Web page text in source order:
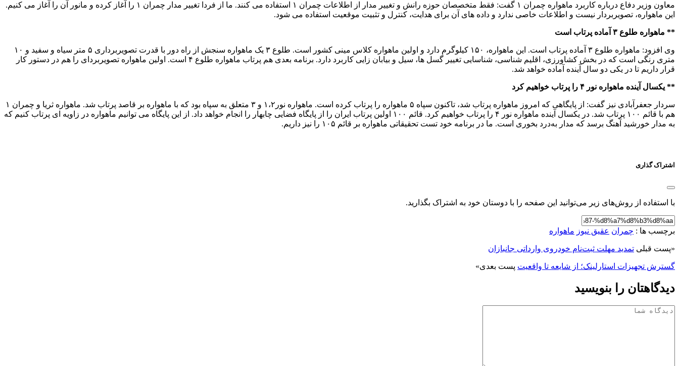
معاون وزیر دفاع درباره کاربرد ماهواره چمران ۱ گفت: فقط متخصصان حوزه رانش و تغییر مدار از اطلاعات چمران ۱ استفاده می کنند. ما از فردا تغییر مدار چمران ۱ را آغاز کرده و مانور آن را آغاز می کنیم.
این ماهواره، تصویربردار نیست و اطلاعات خاصی ندارد و داده های آن برای هدایت، کنترل و تثبیت موقعیت استفاده می شود.
** ماهواره طلوع ۳ آماده پرتاب است
وی افزود: ماهواره طلوع ۳ آماده پرتاب است. این ماهواره، ۱۵۰ کیلوگرم دارد و اولین ماهواره کلاس مینی کشور است. طلوع ۳ یک ماهواره سنجش از راه دور با قدرت تصویربرداری ۵ متر سیاه و سفید و ۱۰
متری رنگی است که در بخش کشاورزی، اقلیم شناسی، شناسایی تغییر گسل ها، سیل و بیابان زایی کاربرد دارد. برنامه بعدی هم پرتاب ماهواره طلوع ۴ است. اولین ماهواره تصویربردای را هم در دستور کار
قرار داریم تا در یکی دو سال آینده آماده خواهد شد.
** یکسال آینده ماهواره نور ۴ را پرتاب خواهیم کرد
سردار جعفرآبادی نیز گفت: از پایگاهی که امروز ماهواره پرتاب شد، تاکنون سپاه ۵ ماهواره را پرتاب کرده است. ماهواره نور۱،۲ و ۳ متعلق به سپاه بود که با ماهواره بر قاصد پرتاب شد. ماهواره ثریا و چمران ۱
هم با قائم ۱۰۰ پرتاب شد. در یکسال آینده ماهواره نور ۴ را پرتاب خواهیم کرد. قائم ۱۰۰ اولین پرتاب ایران را از پایگاه فضایی چابهار را انجام خواهد داد. از این پایگاه می توانیم ماهواره در زاویه ای پرتاب کنیم که
به مدار خورشید آهنگ برسد که مدار به‌درد بخوری است. ما در برنامه خود تست تحقیقاتی ماهواره بر قائم ۱۰۵ را نیز داریم.
اشتراک گذاری
با استفاده از روش‌های زیر می‌توانید این صفحه را با دوستان خود به اشتراک بگذارید.
برچسب ها : چمران عقیق نیوز ماهواره
«پست قبلی تمدید مهلت ثبت‌نام خودروی وارداتی جانبازان
گسترش تجهیزات استارلینک؛ از شایعه تا واقعیت پست بعدی»
دیدگاهتان را بنویسید